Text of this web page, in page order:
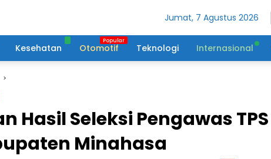
Jumat, 7 Agustus 2026
Kesehatan Otomotif Teknologi Internasional
Hasil Seleksi Pengawas TPS
Minahasa